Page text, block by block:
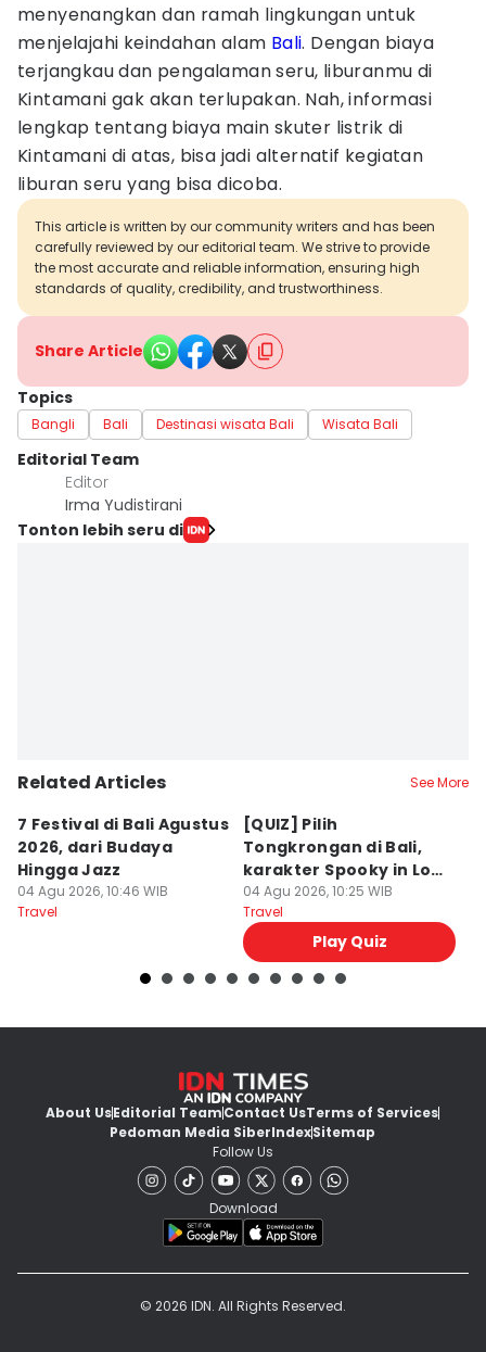
menyenangkan dan ramah lingkungan untuk
menjelajahi keindahan alam Bali. Dengan biaya
terjangkau dan pengalaman seru, liburanmu di
Kintamani gak akan terlupakan. Nah, informasi
lengkap tentang biaya main skuter listrik di
Kintamani di atas, bisa jadi alternatif kegiatan
liburan seru yang bisa dicoba.
This article is written by our community writers and has been
carefully reviewed by our editorial team. We strive to provide
the most accurate and reliable information, ensuring high
standards of quality, credibility, and trustworthiness.
Share Article
Topics
Bangli Bali Destinasi wisata Bali Wisata Bali
Editorial Team
Editor
Irma Yudistirani
Tonton lebih seru di
Related Articles See More
7 Festival di Bali Agustus
2026, dari Budaya
Hingga Jazz
04 Agu 2026, 10:46 WIB
Travel
[QUIZ] Pilih
Tongkrongan di Bali,
karakter Spooky in Love
Ini Mirip Kamu
04 Agu 2026, 10:25 WIB
Travel
Play Quiz
About UsEditorial TeamContact UsTerms of Services
Pedoman Media SiberIndexSitemap
Follow Us
Download
© 2026 IDN. All Rights Reserved.